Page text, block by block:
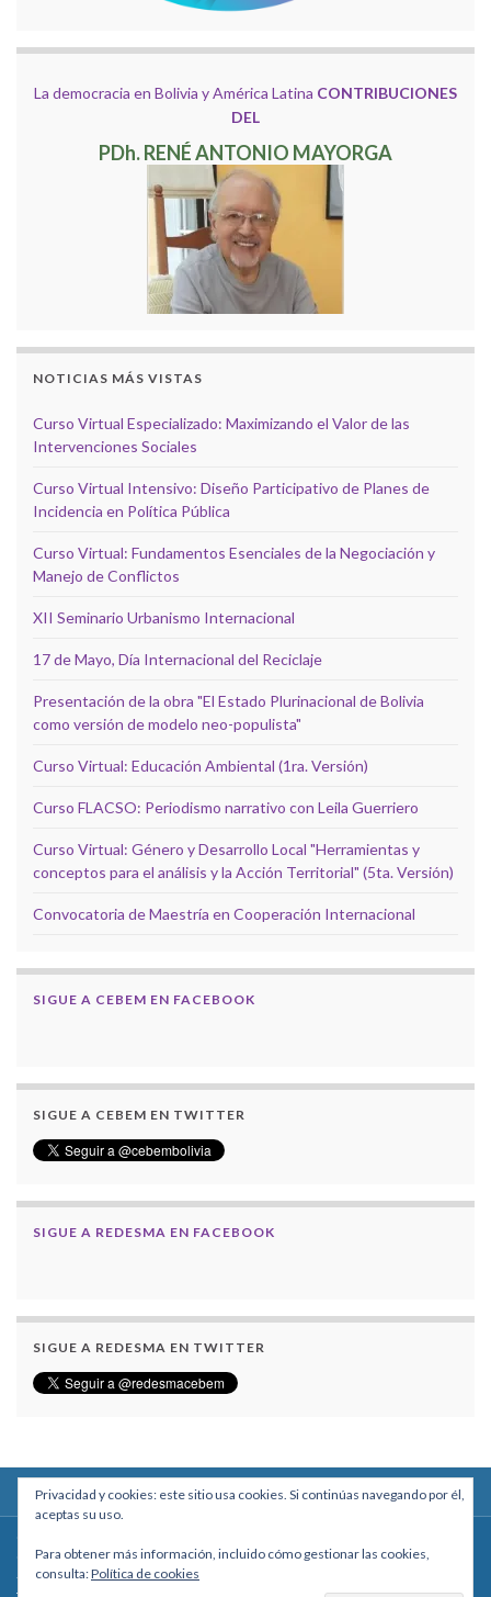
La democracia en Bolivia y América Latina CONTRIBUCIONES
DEL
PDh. RENÉ ANTONIO MAYORGA
NOTICIAS MÁS VISTAS
Curso Virtual Especializado: Maximizando el Valor de las
Intervenciones Sociales
Curso Virtual Intensivo: Diseño Participativo de Planes de
Incidencia en Política Pública
Curso Virtual: Fundamentos Esenciales de la Negociación y
Manejo de Conflictos
XII Seminario Urbanismo Internacional
17 de Mayo, Día Internacional del Reciclaje
Presentación de la obra "El Estado Plurinacional de Bolivia
como versión de modelo neo-populista"
Curso Virtual: Educación Ambiental (1ra. Versión)
Curso FLACSO: Periodismo narrativo con Leila Guerriero
Curso Virtual: Género y Desarrollo Local "Herramientas y
conceptos para el análisis y la Acción Territorial" (5ta. Versión)
Convocatoria de Maestría en Cooperación Internacional
SIGUE A CEBEM EN FACEBOOK
SIGUE A CEBEM EN TWITTER
SIGUE A REDESMA EN FACEBOOK
SIGUE A REDESMA EN TWITTER
Calle Macario Pinilla # 2588 esq. Av. Arce, Edificio Arcadia, Mezzanine, Of. 101
- La Paz, Bolivia
Privacidad y cookies: este sitio usa cookies. Si continúas navegando por él,
aceptas su uso.
Para obtener más información, incluido cómo gestionar las cookies,
consulta:Política de cookies